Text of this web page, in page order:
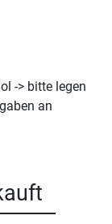
-> bitte legen
an